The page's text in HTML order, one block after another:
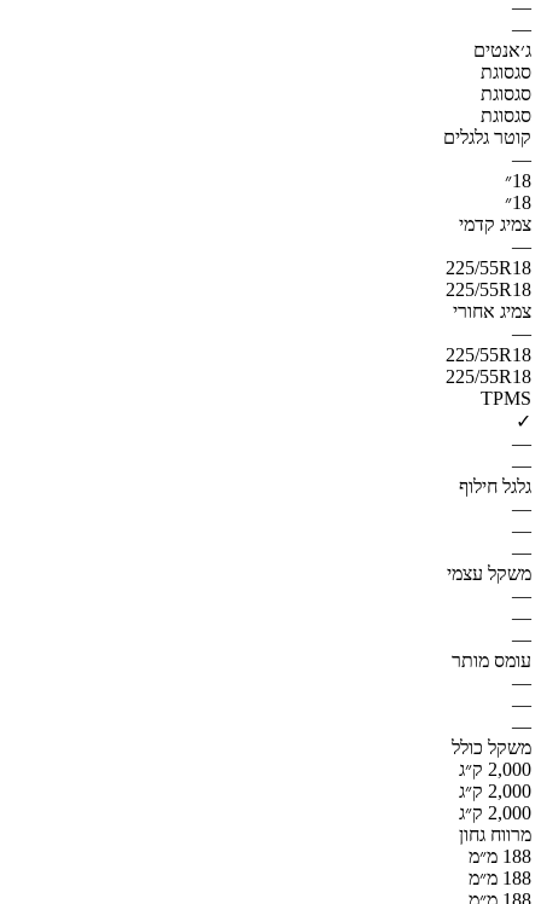
—
—
ג׳אנטים
סגסוגת
סגסוגת
סגסוגת
קוטר גלגלים
—
18״
18״
צמיג קדמי
—
225/55R18
225/55R18
צמיג אחורי
—
225/55R18
225/55R18
TPMS
✓
—
—
גלגל חילוף
—
—
—
משקל עצמי
—
—
—
עומס מותר
—
—
—
משקל כולל
2,000 ק״ג
2,000 ק״ג
2,000 ק״ג
מרווח גחון
188 מ״מ
188 מ״מ
188 מ״מ